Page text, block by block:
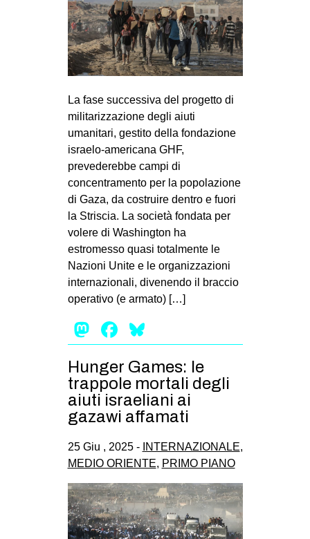
La fase successiva del progetto di
militarizzazione degli aiuti
umanitari, gestito della fondazione
israelo-americana GHF,
prevederebbe campi di
concentramento per la popolazione
di Gaza, da costruire dentro e fuori
la Striscia. La società fondata per
volere di Washington ha
estromesso quasi totalmente le
Nazioni Unite e le organizzazioni
internazionali, divenendo il braccio
operativo (e armato) […]
Mastodon
Facebook
Hunger Games: le
trappole mortali degli
aiuti israeliani ai
gazawi affamati
25 Giu , 2025 - INTERNAZIONALE,
MEDIO ORIENTE, PRIMO PIANO